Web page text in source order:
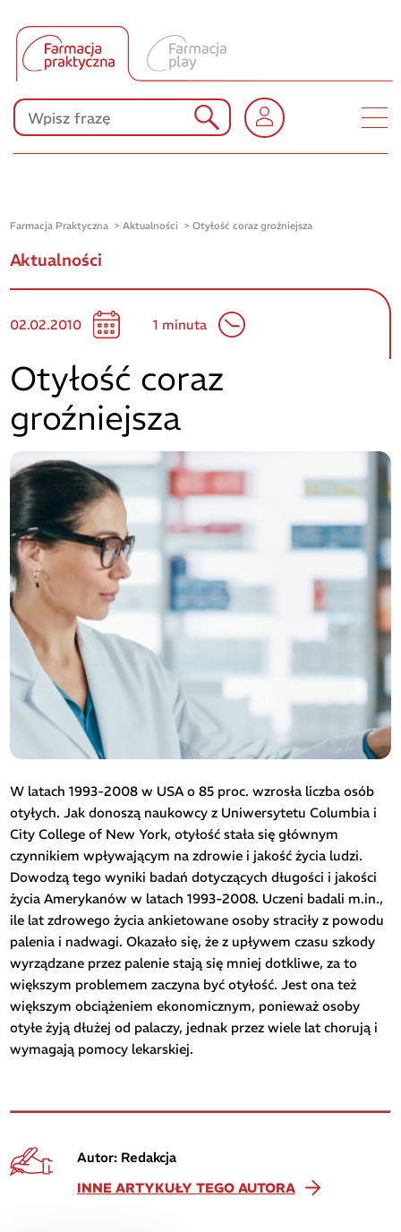
Produkty Polpharmy
KONKURSY
Farmacja Praktyczna Aktualności Otyłość coraz groźniejsza
Aktualności
02.02.2010 1 minuta
Otyłość coraz
groźniejsza
W latach 1993-2008 w USA o 85 proc. wzrosła liczba osób
otyłych. Jak donoszą naukowcy z Uniwersytetu Columbia i
City College of New York, otyłość stała się głównym
czynnikiem wpływającym na zdrowie i jakość życia ludzi.
Dowodzą tego wyniki badań dotyczących długości i jakości
życia Amerykanów w latach 1993-2008. Uczeni badali m.in.,
ile lat zdrowego życia ankietowane osoby straciły z powodu
palenia i nadwagi. Okazało się, że z upływem czasu szkody
wyrządzane przez palenie stają się mniej dotkliwe, za to
większym problemem zaczyna być otyłość. Jest ona też
większym obciążeniem ekonomicznym, ponieważ osoby
otyłe żyją dłużej od palaczy, jednak przez wiele lat chorują i
wymagają pomocy lekarskiej.
Autor: Redakcja
INNE ARTYKUŁY TEGO AUTORA